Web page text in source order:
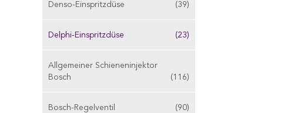
Denso-Einspritzdüse (39)
Delphi-Einspritzdüse (23)
Allgemeiner Schieneninjektor
Bosch
(116)
Bosch-Regelventil (90)